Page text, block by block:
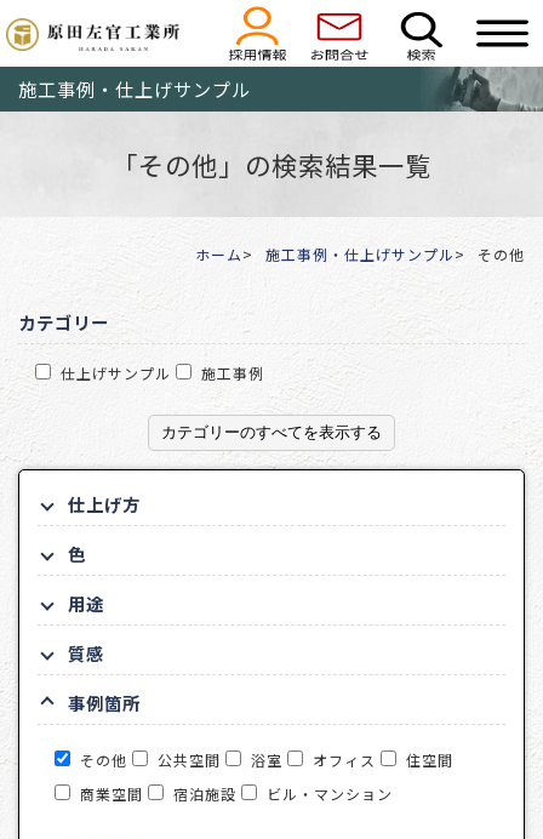
施工事例・仕上げサンプル
「その他」の検索結果一覧
ホーム 施工事例・仕上げサンプル その他
カテゴリー
仕上げサンプル 施工事例
カテゴリーのすべてを表示する
仕上げ方
色
用途
質感
事例箇所
その他 公共空間 浴室 オフィス
住空間
商業空間
宿泊施設 ビル・マンション